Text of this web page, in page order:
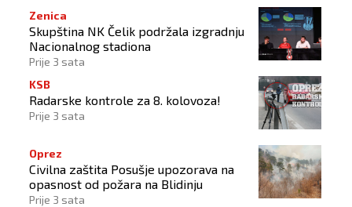
Zenica
Skupština NK Čelik podržala izgradnju
Nacionalnog stadiona
Prije 3 sata
KSB
Radarske kontrole za 8. kolovoza!
Prije 3 sata
Oprez
Civilna zaštita Posušje upozorava na
opasnost od požara na Blidinju
Prije 3 sata